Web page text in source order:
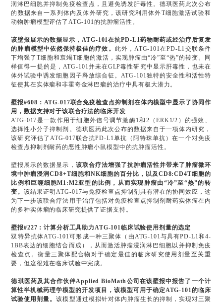
润淋巴细胞并抑制免疫检查点，且避免诱发肝毒性。德琪医药此次公布
的数据来自一系列体内及体外研究，该研究利用体外T细胞激活试验和
动物肿瘤模型评估了ATG-101的抗肿瘤活性。
该壁报展示的数据显示，ATG-101在抗PD-L1药物耐药或经治疗后复发
的肿瘤模型中依然保持极佳的疗效。 此外，ATG-101在PD-L1交联条件
下增强了T细胞和衰竭T细胞的激活，实现肿瘤由“冷”至“热”的转变。同
样值得一提的是，ATG-101并未在GLP毒性研究中显示肝毒性，也未在
体外试验中诱发细胞因子释放综合征。ATG-101独特的安全性和活性特
征使其在实体瘤和非霍奇金淋巴瘤的治疗中具有极大潜力。
壁报#608：ATG-017联合免疫检查点抑制剂在体内模型中显示了协同作
用，数据支持对于该联合疗法的临床开发
ATG-017是一款作用于细胞外信号调节激酶1和2（ERK1/2）的强效、
选择性小分子抑制剂。德琪医药此次公布的数据来自于一项体内研究，
该研究评估了ATG-017联合抗PD-L1单抗（阿特珠单抗）在一个对免疫
检查点抑制剂耐药的恶性肿瘤小鼠模型中的抗肿瘤活性。
壁报展示的数据显示， 该联合疗法增强了抗肿瘤活性并带来了肿瘤微环
境中肿瘤浸润CD8+T细胞和NK细胞的百分比，以及CD8:CD4T细胞的
比例和巨噬细胞M1:M2亚型的比例，从而实现肿瘤由“冷”至“热”的转
变。该结果证明ATG-017与免疫检查点抑制剂具有潜在的协同效应，这
为下一步该联合疗法用于治疗包括对免疫检查点抑制剂耐药实体瘤在内
的多种实体瘤的临床研究提供了证据支持。
壁报#227：计算分析工具助力ATG-101临床试验使用剂量的选定
双特异抗体ATG-101可形成一种三聚体（由ATG-101与具有PD-L1和4-
1BB表达的细胞结合而成），从而激活肿瘤浸润淋巴细胞以并抑制免疫
检查点。衡量三聚体配合物对于确定最佳的临床研究使用剂量至关重
要，但这很难在临床试验中完成。
德琪医药及其合作伙伴Applied BioMath公司在该壁报中报告了一个计
算性半机械药理学模型的开发项目，该模型可用于确定ATG-101的临床
试验使用剂量。该模型通过模拟针对体内肿瘤生长的抑制，实现对三聚